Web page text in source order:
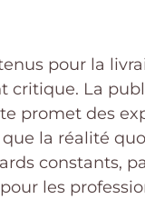
pour la
critique. La
promet des
que la réalité
constants,
les